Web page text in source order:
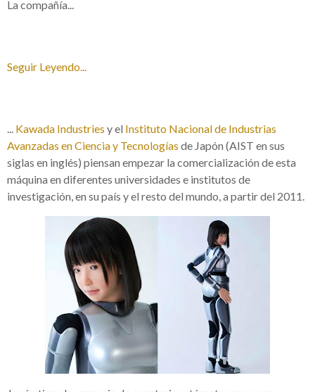
La compañía...
Seguir Leyendo...
... Kawada Industries y el Instituto Nacional de Industrias
Avanzadas en Ciencia y Tecnologías de Japón (AIST en sus
siglas en inglés) piensan empezar la comercialización de esta
máquina en diferentes universidades e institutos de
investigación, en su país y el resto del mundo, a partir del 2011.